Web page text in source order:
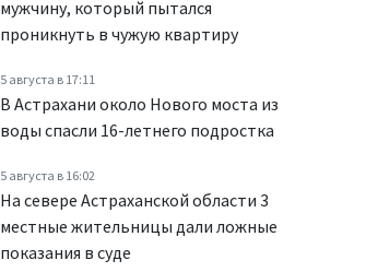
мужчину, который пытался
проникнуть в чужую квартиру
5 августа в 17:11
В Астрахани около Нового моста из
воды спасли 16-летнего подростка
5 августа в 16:02
На севере Астраханской области 3
местные жительницы дали ложные
показания в суде